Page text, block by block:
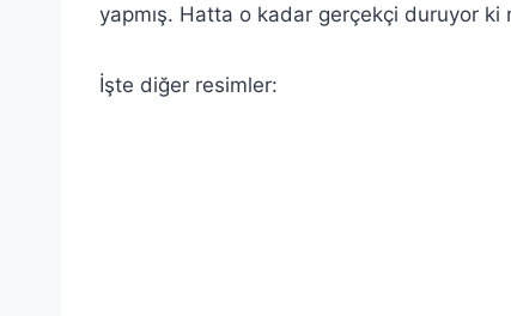
yapmış. Hatta o kadar gerçekçi duruyor ki
İşte diğer resimler: